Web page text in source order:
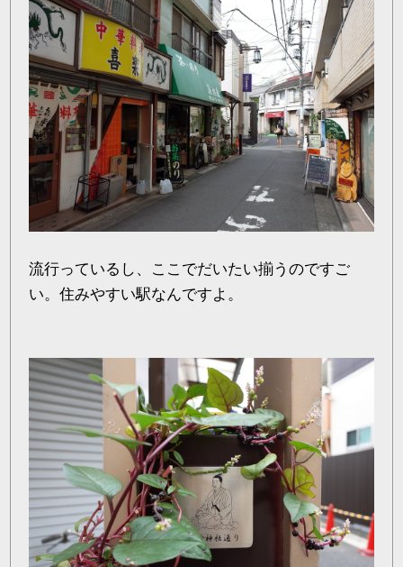
流行っているし、ここでだいたい揃うのですご
い。住みやすい駅なんですよ。